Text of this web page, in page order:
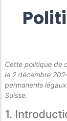
La gestion
Les
La synchro
La gestion du
Demandez
Offre Chèque
Cette politique de
le 2 décembre
permanents
Suisse.
1.